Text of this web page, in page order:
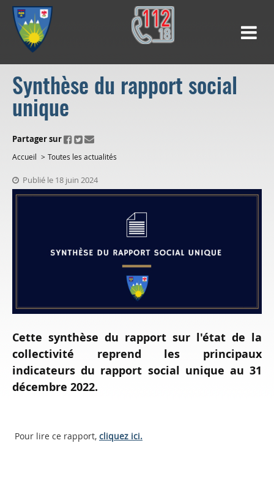
Synthèse du rapport social
unique
ui.fo.accessibility.echappement.partage
Partager sur
Accueil Toutes les actualités
Publié le 18 juin 2024
Cette synthèse du rapport sur l'état de la
collectivité reprend les principaux
indicateurs du rapport social unique au 31
décembre 2022.
Pour lire ce rapport, cliquez ici.